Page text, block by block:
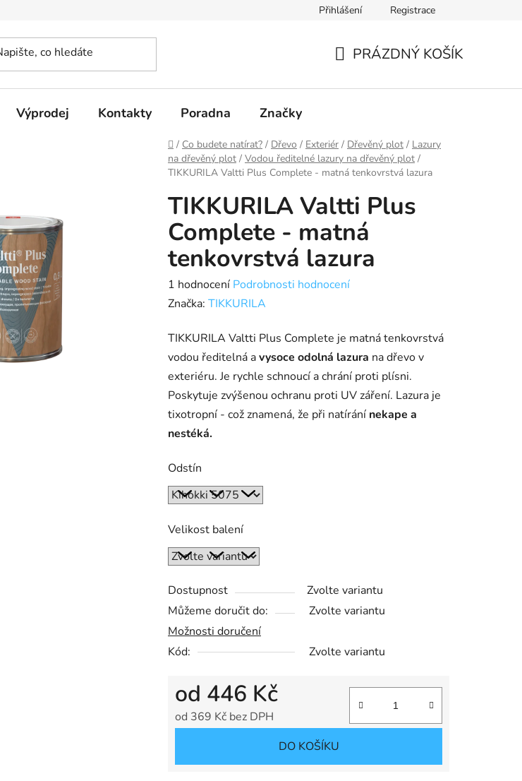
Přihlášení Registrace
PRÁZDNÝ KOŠÍK
Výprodej Kontakty Poradna Značky
Domů
/ Co budete natírat? / Dřevo / Exteriér / Dřevěný plot / Lazury
na dřevěný plot / Vodou ředitelné lazury na dřevěný plot /
TIKKURILA Valtti Plus Complete - matná tenkovrstvá lazura
TIKKURILA Valtti Plus
Complete - matná
tenkovrstvá lazura
Průměrné
hodnocení
je
5,0
z
5
hvězdiček.
1 hodnocení Podrobnosti hodnocení
Značka: TIKKURILA
TIKKURILA Valtti Plus Complete je matná tenkovrstvá
vodou ředitelná avysoce odolná lazura na dřevo v
exteriéru. Je rychle schnoucí a chrání proti plísni.
Poskytuje zvýšenou ochranu proti UV záření. Lazura je
tixotropní - což znamená, že při natírání nekape a
nestéká.
Odstín
Velikost balení
Dostupnost
Zvolte variantu
Můžeme doručit do:
Zvolte variantu
Možnosti doručení
Kód:
Zvolte variantu
od 446 Kč
od 369 Kč bez DPH
DO KOŠÍKU